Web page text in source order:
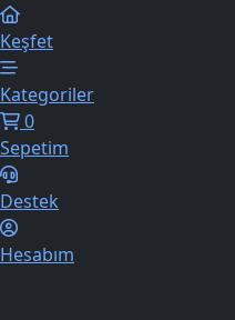
Keşfet
Kategoriler
0
Sepetim
Destek
Hesabım